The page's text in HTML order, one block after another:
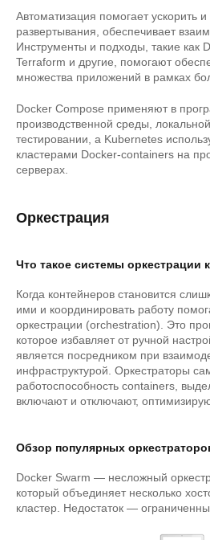
Автоматизация помогает ускорить
развертывания, обеспечивает
Инструменты и подходы, такие как
Terraform и другие, помогают
множества приложений в рамках
Docker Compose применяют в
производственной среды,
тестировании, а Kubernetes
кластерами Docker-containers на
серверах.
Оркестрация
Что такое системы оркестрации
Когда контейнеров становится
ими и координировать работу
оркестрации (orchestration). Это
которое избавляет от ручной
является посредником при
инфраструктурой. Оркестраторы
работоспособность containers,
включают и отключают,
Обзор популярных
Docker Swarm — несложный
который объединяет несколько
кластер. Недостаток —